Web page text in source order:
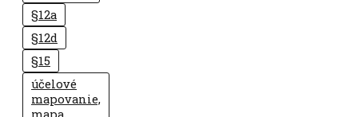
§12a
§12d
§15
účelové
mapovanie,